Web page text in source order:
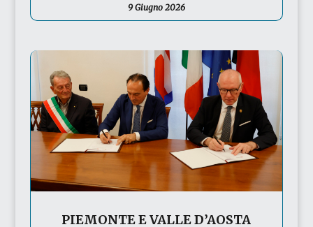
9 Giugno 2026
PIEMONTE E VALLE D’AOSTA